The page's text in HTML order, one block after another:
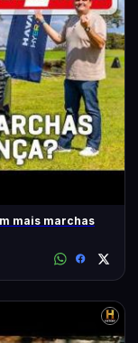
mais marchas